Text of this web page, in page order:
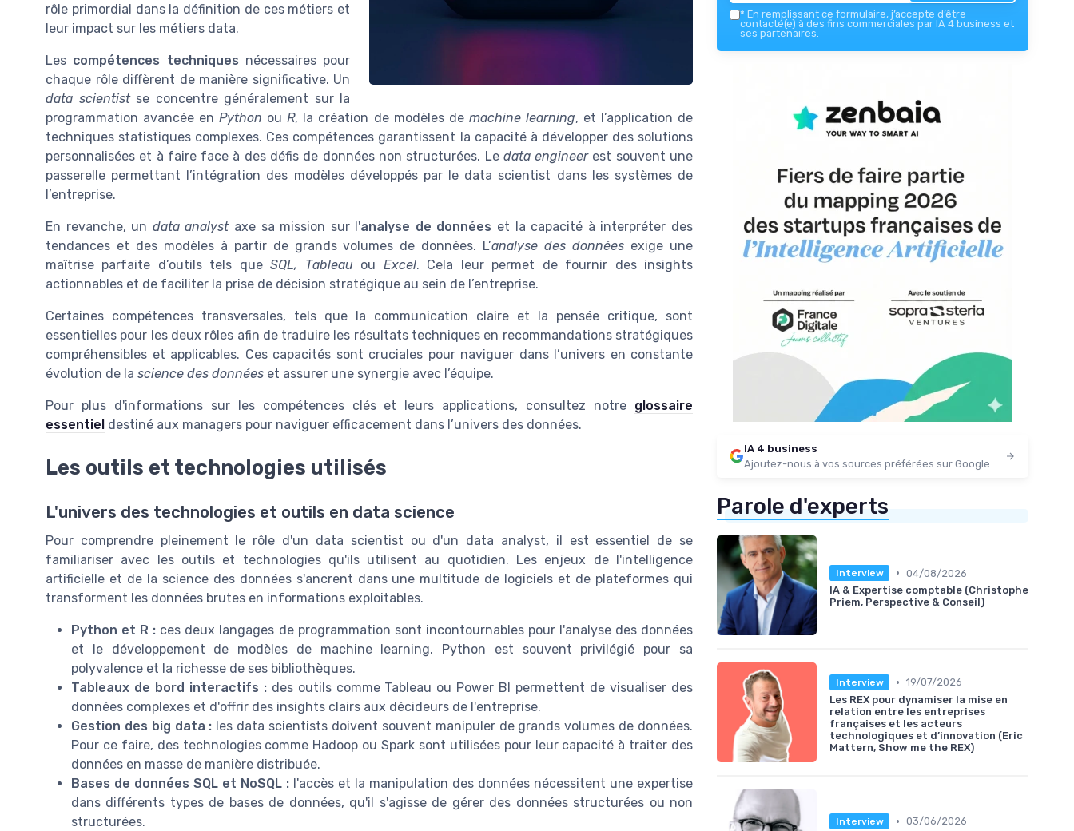
rôle primordial dans la définition de ces métiers et
leur impact sur les métiers data.
Les compétences techniques nécessaires pour
chaque rôle diffèrent de manière significative. Un
data scientistse concentre généralement sur la
programmation avancée enPython ouR, la création de modèles de machine learning, et l’application de
techniques statistiques complexes. Ces compétences garantissent la capacité à développer des solutions
personnalisées et à faire face à des défis de données non structurées. Le data engineerest souvent une
passerelle permettant l’intégration des modèles développés par le data scientist dans les systèmes de
l’entreprise.
En revanche, un data analystaxe sa mission sur l'analyse de données et la capacité à interpréter des
tendances et des modèles à partir de grands volumes de données. L’analyse des données exige une
maîtrise parfaite d’outils tels queSQL, Tableau ou Excel. Cela leur permet de fournir des insights
actionnables et de faciliter la prise de décision stratégique au sein de l’entreprise.
Certaines compétences transversales, tels que la communication claire et la pensée critique, sont
essentielles pour les deux rôles afin de traduire les résultats techniques en recommandations stratégiques
compréhensibles et applicables. Ces capacités sont cruciales pour naviguer dans l’univers en constante
évolution de la science des données et assurer une synergie avec l’équipe.
Pour plus d'informations sur les compétences clés et leurs applications, consultez notre glossaire
essentiel destiné aux managers pour naviguer efficacement dans l’univers des données.
Les outils et technologies utilisés
L'univers des technologies et outils en data science
Pour comprendre pleinement le rôle d'un data scientist ou d'un data analyst, il est essentiel de se
familiariser avec les outils et technologies qu'ils utilisent au quotidien. Les enjeux de l'intelligence
artificielle et de la science des données s'ancrent dans une multitude de logiciels et de plateformes qui
transforment les données brutes en informations exploitables.
Python et R : ces deux langages de programmation sont incontournables pour l'analyse des données
et le développement de modèles de machine learning. Python est souvent privilégié pour sa
polyvalence et la richesse de ses bibliothèques.
Tableaux de bord interactifs :des outils comme Tableau ou Power BI permettent de visualiser des
données complexes et d'offrir des insights clairs aux décideurs de l'entreprise.
Gestion des big data : les data scientists doivent souvent manipuler de grands volumes de données.
Pour ce faire, des technologies comme Hadoop ou Spark sont utilisées pour leur capacité à traiter des
données en masse de manière distribuée.
Bases de données SQL et NoSQL : l'accès et la manipulation des données nécessitent une expertise
dans différents types de bases de données, qu'il s'agisse de gérer des données structurées ou non
structurées.
* En remplissant ce formulaire, j’accepte d’être
contacté(e) à des fins commerciales par IA 4 business et
ses partenaires.
IA 4 business
Ajoutez-nous à vos sources préférées sur Google
Parole d'experts
Interview • 04/08/2026
IA & Expertise comptable (Christophe
Priem, Perspective & Conseil)
Interview • 19/07/2026
Les REX pour dynamiser la mise en
relation entre les entreprises
françaises et les acteurs
technologiques et d’innovation (Eric
Mattern, Show me the REX)
Interview • 03/06/2026